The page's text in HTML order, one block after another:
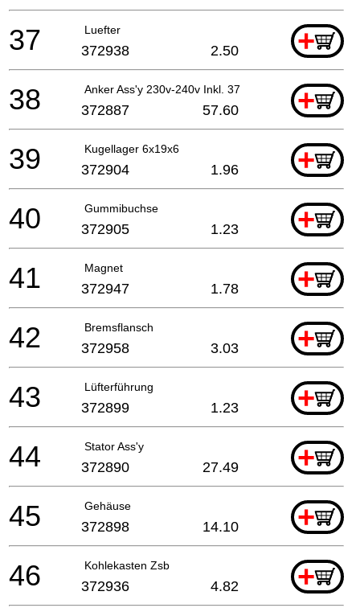
Luefter +
37 372938 2.50
Anker Ass'y 230v-240v Inkl. 37 +
38 372887 57.60
Kugellager 6x19x6 +
39 372904 1.96
Gummibuchse +
40 372905 1.23
Magnet +
41 372947 1.78
Bremsflansch +
42 372958 3.03
Lüfterführung +
43 372899 1.23
Stator Ass'y +
44 372890 27.49
Gehäuse +
45 372898 14.10
Kohlekasten Zsb +
46 372936 4.82